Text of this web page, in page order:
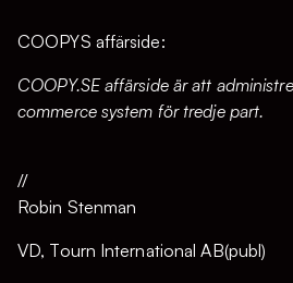
COOPYS affärside:
COOPY.SE affärside är att
commerce system för tredje part.
//
Robin Stenman
VD, Tourn International AB(publ)